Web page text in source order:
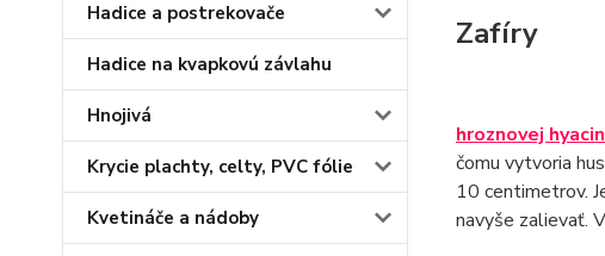
Hadice a postrekovače
Hadice na kvapkovú závlahu
Hnojivá
Krycie plachty, celty, PVC fólie
Kvetináče a nádoby
Zafíry
hroznovej
čomu vytvoria
10 centimetrov.
navyše zalievať.